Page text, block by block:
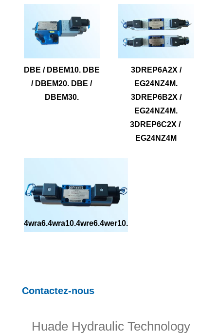
DBE / DBEM10. DBE
/ DBEM20. DBE /
DBEM30.
3DREP6A2X /
EG24NZ4M.
3DREP6B2X /
EG24NZ4M.
3DREP6C2X / ​​
EG24NZ4M
4wra6.4wra10.4wre6.4wer10.
Contactez-nous
Huade Hydraulic Technology